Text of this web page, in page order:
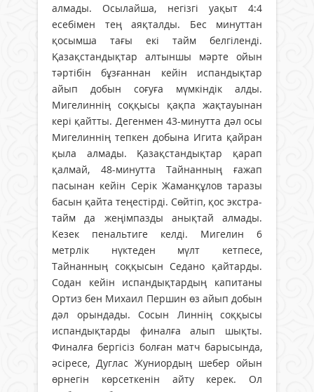
алмады. Осылайша, негізгі уақыт 4:4
есебімен тең аяқталды. Бес минуттан
қосымша тағы екі тайм белгіленді.
Қазақстандықтар алтыншы мәрте ойын
тәртібін бұзғаннан кейін испандықтар
айып добын соғуға мүмкіндік алды.
Мигелиннің соққысы қақпа жақтауынан
кері қайтты. Дегенмен 43-минутта дәл осы
Мигелиннің тепкен добына Игита қайран
қыла алмады. Қазақстандықтар қарап
қалмай, 48-минутта Тайнанның ғажап
пасынан кейін Серік Жаманқұлов таразы
басын қайта теңестірді. Сөйтіп, қос экстра-
тайм да жеңімпазды анықтай алмады.
Кезек пенальтиге келді. Мигелин 6
метрлік нүктеден мүлт кетпесе,
Тайнанның соққысын Седано қайтарды.
Содан кейін испандықтардың капитаны
Ортиз бен Михаил Першин өз айып добын
дәл орындады. Сосын Линнің соққысы
испандықтарды финалға алып шықты.
Финалға бергісіз болған матч барысында,
әсіресе, Дуглас Жуниордың шебер ойын
өрнегін көрсеткенін айту керек. Ол